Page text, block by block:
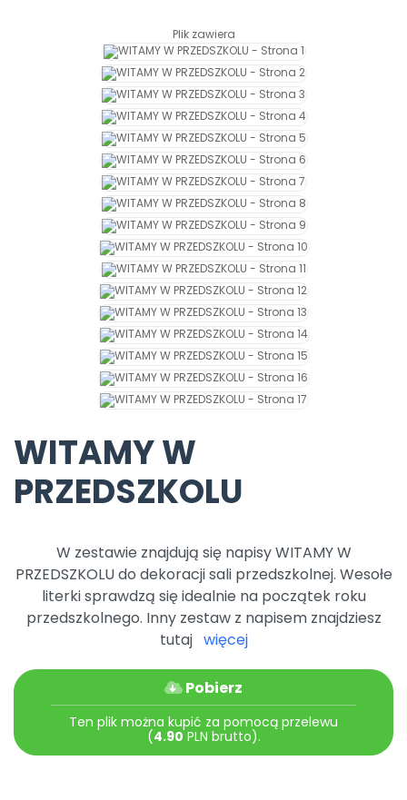
Pomoc
Plik zawiera
WITAMY W
PRZEDSZKOLU
W zestawie znajdują się napisy WITAMY W
PRZEDSZKOLU do dekoracji sali przedszkolnej. Wesołe
literki sprawdzą się idealnie na początek roku
przedszkolnego. Inny zestaw z napisem znajdziesz
tutaj więcej
Pobierz
Ten plik można kupić za pomocą przelewu
(4.90 PLN brutto).